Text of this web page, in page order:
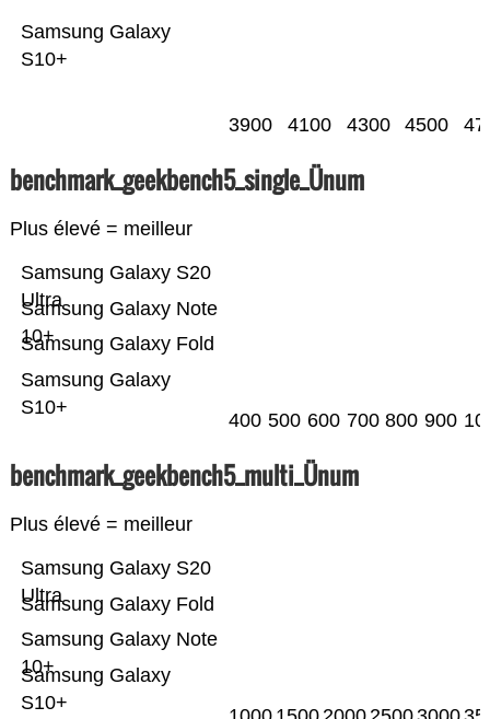
Samsung Galaxy
S10+
3900 4100 4300 4500
benchmark_geekbench5_single_Ünum
Plus élevé = meilleur
Samsung Galaxy
S10+
Samsung Galaxy Fold
Samsung Galaxy Note
10+
Samsung Galaxy S20
Ultra
400 500 600 700 800 900
benchmark_geekbench5_multi_Ünum
Plus élevé = meilleur
Samsung Galaxy
S10+
Samsung Galaxy Note
10+
Samsung Galaxy Fold
Samsung Galaxy S20
Ultra